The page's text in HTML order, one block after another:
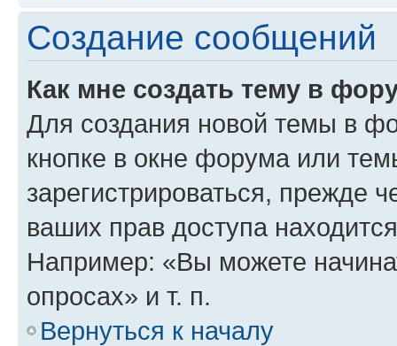
Создание сообщений
Как мне создать тему в
Для создания новой темы в
кнопке в окне форума или
зарегистрироваться, прежде
ваших прав доступа
Например: «Вы можете
опросах» и т. п.
Вернуться к началу